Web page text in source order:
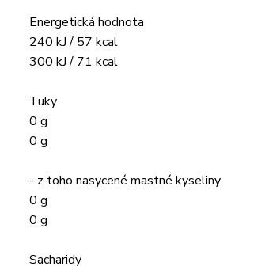
Energetická hodnota
240 kJ / 57 kcal
300 kJ / 71 kcal
Tuky
0 g
0 g
- z toho nasycené mastné kyseliny
0 g
0 g
Sacharidy